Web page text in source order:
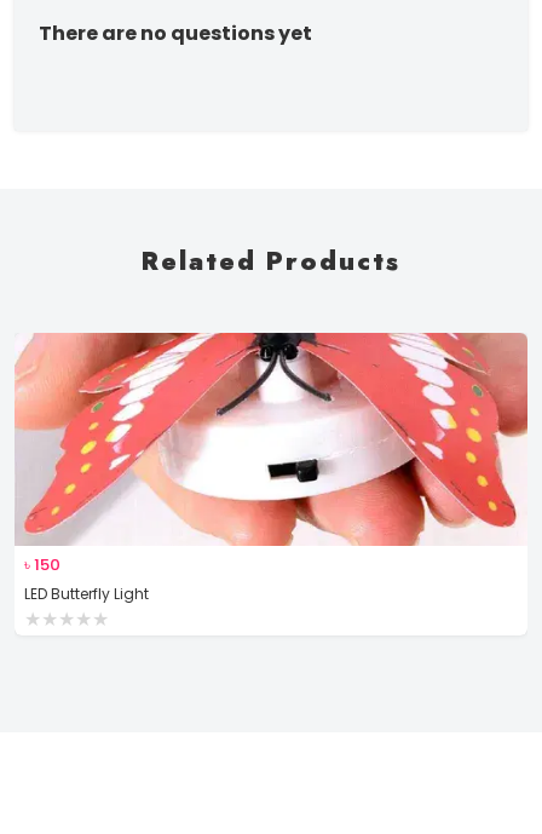
There are no questions yet
Related Products
৳150
LED Butterfly Light
★★★★★